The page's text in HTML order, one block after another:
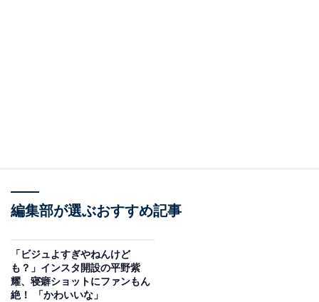
編集部が選ぶおすすめ記事
「ビジュよすぎやねんけど
も？」インスタ開設の平野紫
耀、寝癖ショットにファンもん
絶！ 「かわいいな」